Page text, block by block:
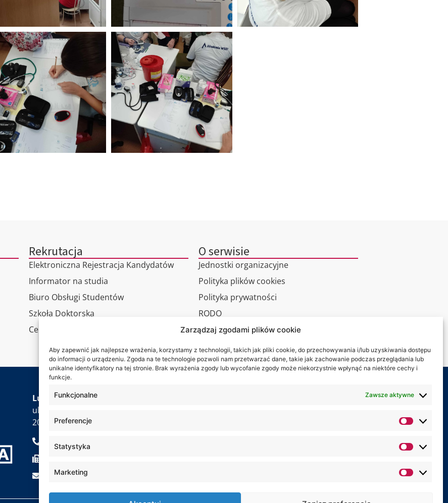
Zarządzaj zgodami plików cookie
Aby zapewnić jak najlepsze wrażenia, korzystamy z technologii, takich jak pliki cookie, do przechowywania i/lub uzyskiwania dostępu
do informacji o urządzeniu. Zgoda na te technologie pozwoli nam przetwarzać dane, takie jak zachowanie podczas przeglądania lub
unikalne identyfikatory na tej stronie. Brak wyrażenia zgody lub wycofanie zgody może niekorzystnie wpłynąć na niektóre cechy i
funkcje.
Funkcjonalne Zawsze aktywne
Preferencje
Statystyka
Marketing
Rekrutacja
Elektroniczna Rejestracja Kandydatów
Informator na studia
Biuro Obsługi Studentów
Szkoła Doktorska
Centrum Studiów Podyplomowych
O serwisie
Jednostki organizacyjne
Polityka plików cookies
Polityka prywatności
RODO
Wirtualny spacer
Kontakt
Lubelska Akademia WSEI
ul. Projektowa 4
20-209 Lublin
+48 81 749 17 70
kancelaria@wsei.pl